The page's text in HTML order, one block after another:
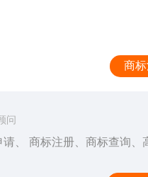
商
问
、 商标注册、商标查询、